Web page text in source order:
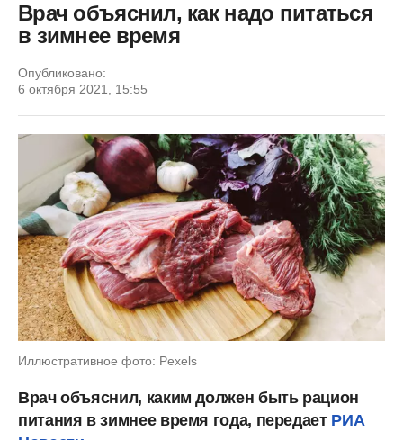
Врач объяснил, как надо питаться
в зимнее время
Опубликовано:
6 октября 2021, 15:55
Иллюстративное фото: Pexels
Врач объяснил, каким должен быть рацион
питания в зимнее время года, передает РИА